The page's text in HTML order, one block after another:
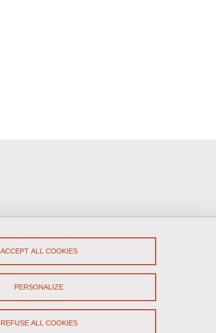
HAL
LinkedIn
Intranet
ACCEPT ALL COOKIES
REFUSE ALL COOKIES
PERSONALIZE